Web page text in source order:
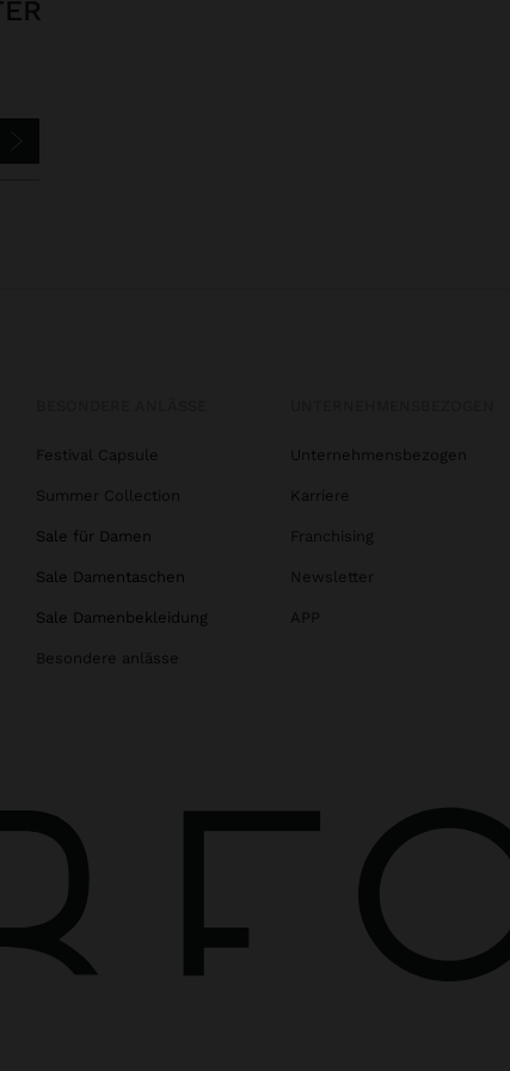
Festival Capsule
Summer Collection
Sale für Damen
Sale Damentaschen
Sale Damenbekleidung
Besondere anlässe
Unternehmensbezogen
Karriere
Franchising
Newsletter
APP